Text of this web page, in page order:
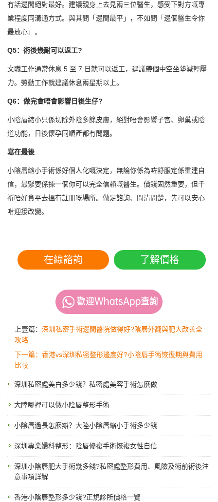
冇話邊間絕對最好。建議親身上去見兩三位醫生，感受下對方嘅專
業程度同溝通方式。與其問「邊間最平」，不如問「邊個醫生令你
最放心」。
Q5：術後幾耐可以返工?
文職工作通常休息 5 至 7 日就可以返工，建議帶個中空坐墊減輕壓
力。勞動工作就建議休息兩星期以上。
Q6：做完會唔會影響日後生仔?
小陰唇縮小只係切除外陰多餘皮膚，絕對唔會影響子宮、卵巢或陰
道功能，日後懷孕同順產都冇問題。
寫在最後
小陰唇縮小手術係好個人化嘅決定，無論你係為咗舒服定係重建自
信，最緊要係揀一個你可以完全信賴嘅醫生。價錢固然重要，但千
祈唔好貪平去搵冇註冊嘅場所。做足諮詢、問清問楚，先可以安心
咁迎接改變。
在線諮詢 了解價格
上壹篇： 深圳私密手術邊間醫院做得好?陰唇外翻與肥大改善全
攻略
下一篇：香港vs深圳私密整形邊度好?小陰唇手術恢復期與費用
比較
深圳私密處美白多少錢？私密處美容手術怎麼做
大陸哪裡可以做小陰唇整形手術
小陰唇過長怎麼辦？大陸小陰唇縮小手術多少錢
深圳專業婦科整形：陰唇修複手術恢複女性自信
深圳小陰唇肥大手術幾多錢?私密處整形費用、風險及術前術後注
意事項詳解
香港小陰唇整形多少錢?正規診所價格一覽